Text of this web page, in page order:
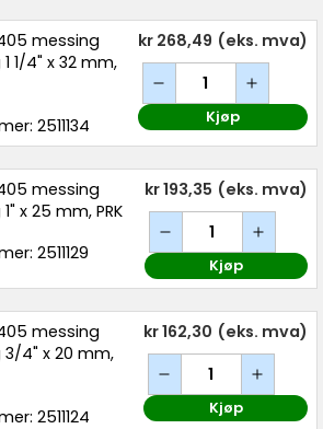
messing
1/4" x 32 mm,
2511134
kr 268,49 (eks. mva)
Kjøp
messing
x 25 mm, PRK
2511129
kr 193,35 (eks. mva)
Kjøp
messing
4" x 20 mm,
2511124
kr 162,30 (eks. mva)
Kjøp